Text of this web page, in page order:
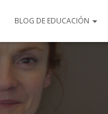
BLOG DE EDUCACIÓN